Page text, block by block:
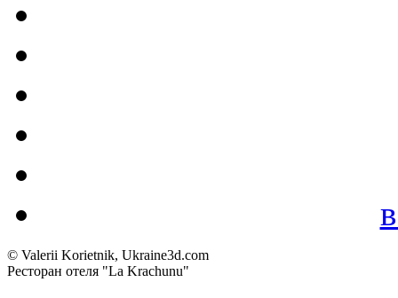
© Valerii Korietnik, Ukraine3d.com
Ресторан отеля "La Krachunu"